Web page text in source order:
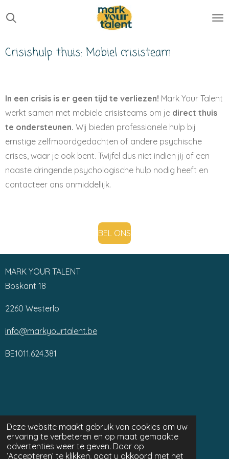
Deze website maakt gebruik van cookies om uw
ervaring te verbeteren en op maat gemaakte
advertenties weer te geven. Door op
‘Accepteren’ te klikken, gaat u akkoord met het
Ga
direct
de
Crisishulp thuis: Mobiel crisisteam
In een crisis is er geen tijd te verliezen! Mark Your Talent
werkt samen met mobiele crisisteams om je direct thuis
te ondersteunen. Wij bieden professionele hulp bij
ernstige zelfmoordgedachten of andere psychische
crises, waar je ook bent. Twijfel dus niet indien jij of een
naaste dringende psychologische hulp nodig heeft en
contacteer ons onmiddellijk.
BEL ONS
MARK YOUR TALENT
Boskant 18
2260 Westerlo
info@markyourtalent.be
BE1011.624.381